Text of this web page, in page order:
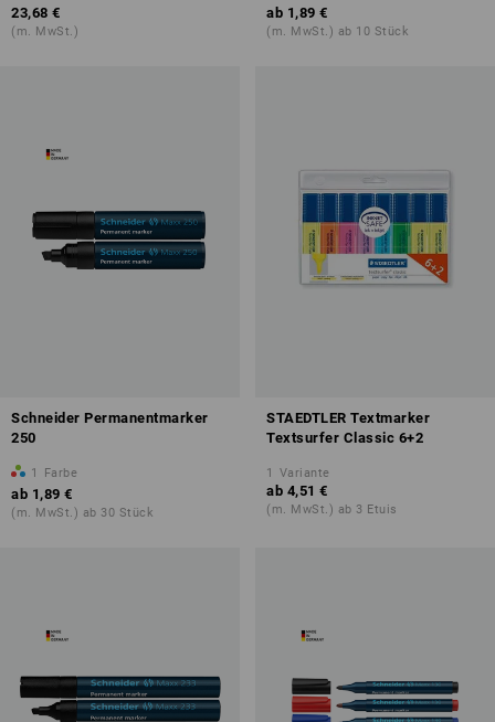
23,68 €
(m. MwSt.)
ab 1,89 €
(m. MwSt.) ab 10 Stück
Schneider Permanentmarker
250
1 Farbe
ab 1,89 €
(m. MwSt.) ab 30 Stück
STAEDTLER Textmarker
Textsurfer Classic 6+2
1 Variante
ab 4,51 €
(m. MwSt.) ab 3 Etuis